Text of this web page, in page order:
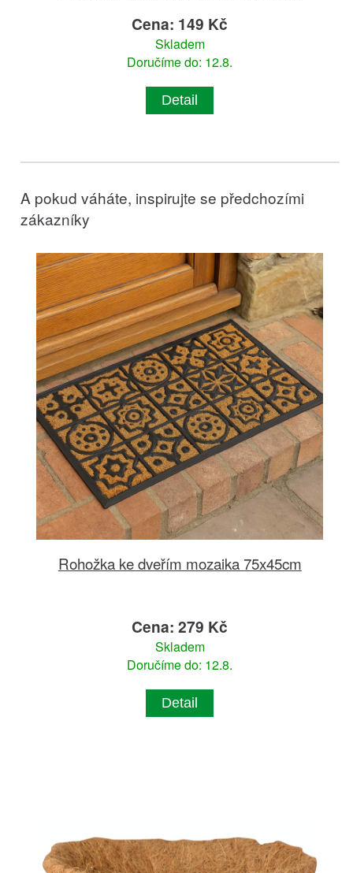
Cena: 149 Kč
Skladem
Doručíme do: 12.8.
Detail
A pokud váháte, inspirujte se předchozími
zákazníky
Rohožka ke dveřím mozaika 75x45cm
Cena: 279 Kč
Skladem
Doručíme do: 12.8.
Detail